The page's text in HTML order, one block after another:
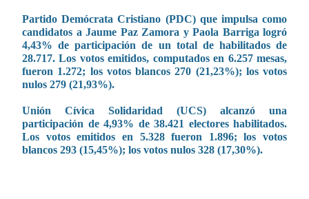
Partido Demócrata Cristiano (PDC) que impulsa como
candidatos a Jaume Paz Zamora y Paola Barriga logró
4,43% de participación de un total de habilitados de
28.717. Los votos emitidos, computados en 6.257 mesas,
fueron 1.272; los votos blancos 270 (21,23%); los votos
nulos 279 (21,93%).
Unión Cívica Solidaridad (UCS) alcanzó una
participación de 4,93% de 38.421 electores habilitados.
Los votos emitidos en 5.328 fueron 1.896; los votos
blancos 293 (15,45%); los votos nulos 328 (17,30%).